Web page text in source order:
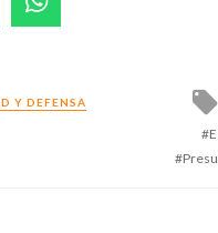
Y DEFENSA